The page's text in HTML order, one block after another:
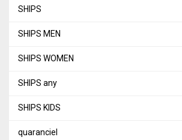
SHIPS
SHIPS MEN
SHIPS WOMEN
SHIPS any
SHIPS KIDS
quaranciel